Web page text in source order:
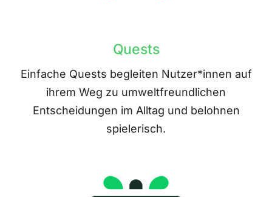
Quests
Einfache Quests begleiten Nutzer*innen auf
ihrem Weg zu umweltfreundlichen
Entscheidungen im Alltag und belohnen
spielerisch.